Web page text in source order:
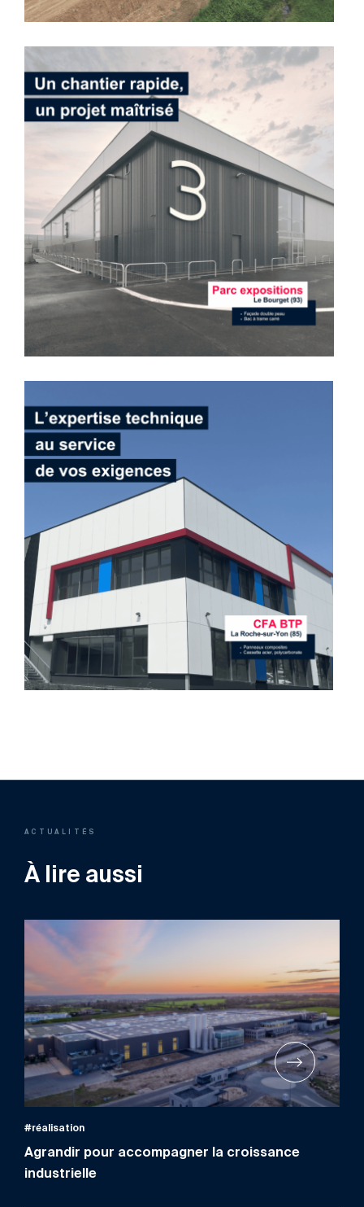
ACTUALITÉS
À lire aussi
#réalisation
Agrandir pour accompagner la croissance
industrielle